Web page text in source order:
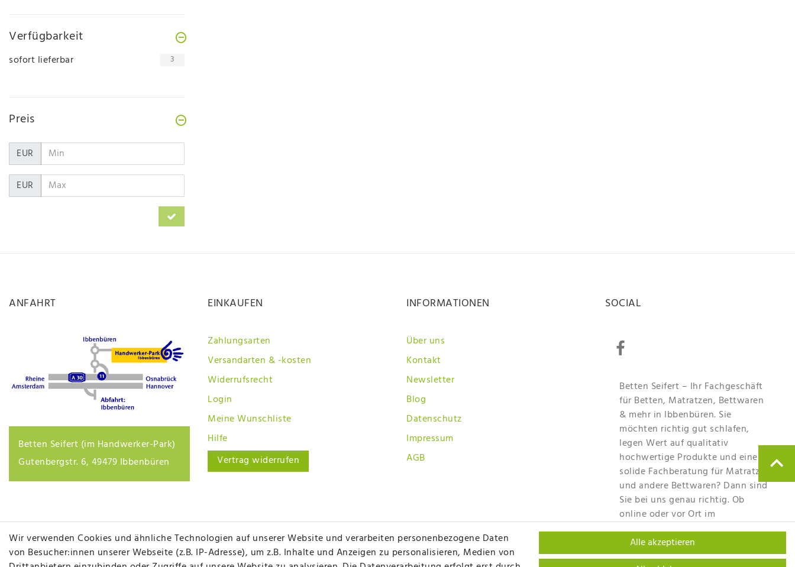
Verfügbarkeit
sofort lieferbar 3
Preis
EUR
EUR
ANFAHRT
Betten Seifert (im Handwerker-Park)
Gutenbergstr. 6, 49479 Ibbenbüren
EINKAUFEN
Zahlungsarten
Versandarten & -kosten
Widerrufsrecht
Login
Meine Wunschliste
Hilfe
Vertrag widerrufen
INFORMATIONEN
Über uns
Kontakt
Newsletter
Blog
Datenschutz
Impressum
AGB
SOCIAL
Betten Seifert – Ihr Fachgeschäft
für Betten, Matratzen, Bettwaren
& mehr in Ibbenbüren. Sie
möchten richtig gut schlafen,
legen Wert auf qualitativ
hochwertige Produkte und eine
solide Fachberatung für Matratzen
und andere Bettwaren? Dann sind
Sie bei uns genau richtig. Ob
online oder vor Ort im
Fachgeschäft in Ibbenbüren - wir
beraten Sie gerne!
Wir verwenden Cookies und ähnliche Technologien auf unserer Website und verarbeiten personenbezogene Daten
von Besucher:innen unserer Webseite (z.B. IP-Adresse), um z.B. Inhalte und Anzeigen zu personalisieren, Medien von
Alle akzeptieren